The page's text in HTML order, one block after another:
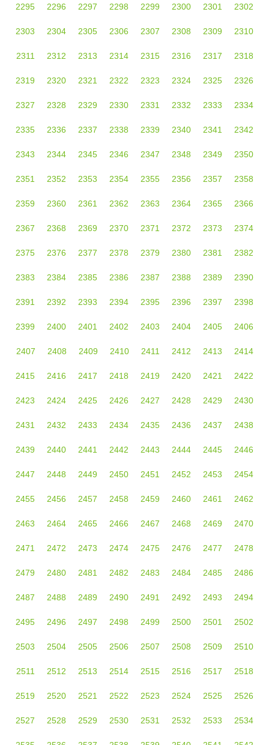
2295 2296 2297 2298 2299 2300 2301 2302
2303 2304 2305 2306 2307 2308 2309 2310
2311 2312 2313 2314 2315 2316 2317 2318
2319 2320 2321 2322 2323 2324 2325 2326
2327 2328 2329 2330 2331 2332 2333 2334
2335 2336 2337 2338 2339 2340 2341 2342
2343 2344 2345 2346 2347 2348 2349 2350
2351 2352 2353 2354 2355 2356 2357 2358
2359 2360 2361 2362 2363 2364 2365 2366
2367 2368 2369 2370 2371 2372 2373 2374
2375 2376 2377 2378 2379 2380 2381 2382
2383 2384 2385 2386 2387 2388 2389 2390
2391 2392 2393 2394 2395 2396 2397 2398
2399 2400 2401 2402 2403 2404 2405 2406
2407 2408 2409 2410 2411 2412 2413 2414
2415 2416 2417 2418 2419 2420 2421 2422
2423 2424 2425 2426 2427 2428 2429 2430
2431 2432 2433 2434 2435 2436 2437 2438
2439 2440 2441 2442 2443 2444 2445 2446
2447 2448 2449 2450 2451 2452 2453 2454
2455 2456 2457 2458 2459 2460 2461 2462
2463 2464 2465 2466 2467 2468 2469 2470
2471 2472 2473 2474 2475 2476 2477 2478
2479 2480 2481 2482 2483 2484 2485 2486
2487 2488 2489 2490 2491 2492 2493 2494
2495 2496 2497 2498 2499 2500 2501 2502
2503 2504 2505 2506 2507 2508 2509 2510
2511 2512 2513 2514 2515 2516 2517 2518
2519 2520 2521 2522 2523 2524 2525 2526
2527 2528 2529 2530 2531 2532 2533 2534